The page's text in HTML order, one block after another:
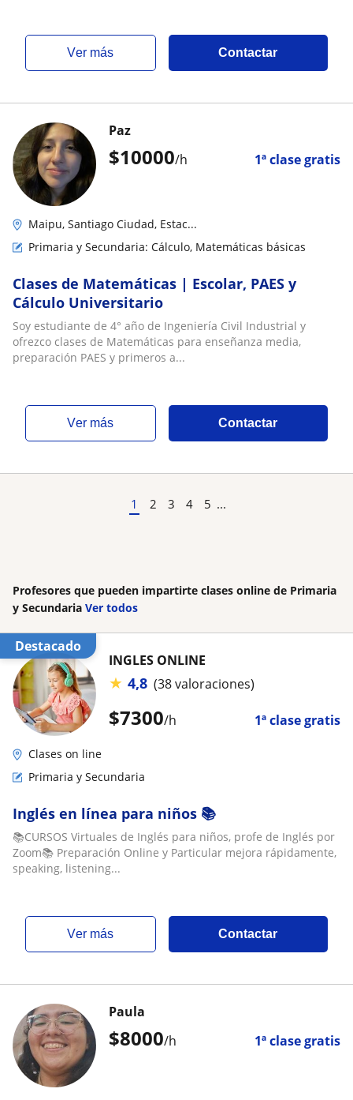
ver más Contactar
$10000/h 1ª clase gratis
Paz
Maipu, Santiago Ciudad, Estac...
Primaria y Secundaria: Cálculo, Matemáticas básicas
Clases de Matemáticas | Escolar, PAES y
Cálculo Universitario
Soy estudiante de 4° año de Ingeniería Civil Industrial y
ofrezco clases de Matemáticas para enseñanza media,
preparación PAES y primeros a...
ver más Contactar
1 2 3 4 5 ...
Profesores que pueden impartirte clases online de Primaria
y Secundaria Ver todos
Destacado
$7300/h 1ª clase gratis
INGLES ONLINE
★ 4,8 (38 valoraciones)
Clases on line
Primaria y Secundaria
Inglés en línea para niños 📚
📚CURSOS Virtuales de Inglés para niños, profe de Inglés por
Zoom📚 Preparación Online y Particular mejora rápidamente,
speaking, listening...
ver más Contactar
$8000/h 1ª clase gratis
Paula